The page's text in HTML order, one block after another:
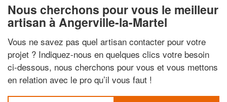
Nous cherchons pour vous le meilleur
artisan à Angerville-la-Martel
Vous ne savez pas quel artisan contacter pour votre
projet ? Indiquez-nous en quelques clics votre besoin
ci-dessous, nous cherchons pour vous et vous mettons
en relation avec le pro qu’il vous faut !